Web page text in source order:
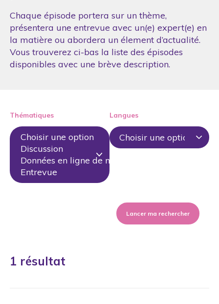
Chaque épisode portera sur un thème,
présentera une entrevue avec un(e) expert(e) en
la matière ou abordera un élement d’actualité.
Vous trouverez ci-bas la liste des épisodes
disponibles avec une brève description.
Thématiques Langues
Lancer ma rechercher
1 résultat